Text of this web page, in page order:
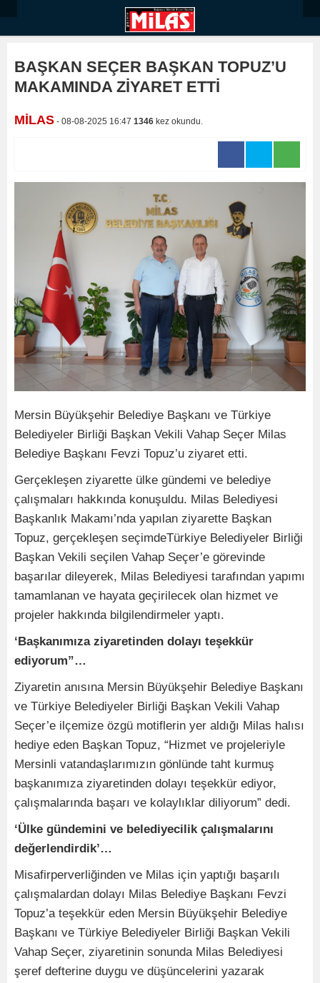
BAŞKAN SEÇER BAŞKAN TOPUZ’U
MAKAMINDA ZİYARET ETTİ
MİLAS - 08-08-2025 16:47 1346 kez okundu.
Mersin Büyükşehir Belediye Başkanı ve Türkiye
Belediyeler Birliği Başkan Vekili Vahap Seçer Milas
Belediye Başkanı Fevzi Topuz’u ziyaret etti.
Gerçekleşen ziyarette ülke gündemi ve belediye
çalışmaları hakkında konuşuldu. Milas Belediyesi
Başkanlık Makamı’nda yapılan ziyarette Başkan
Topuz, gerçekleşen seçimdeTürkiye Belediyeler Birliği
Başkan Vekili seçilen Vahap Seçer’e görevinde
başarılar dileyerek, Milas Belediyesi tarafından yapımı
tamamlanan ve hayata geçirilecek olan hizmet ve
projeler hakkında bilgilendirmeler yaptı.
‘Başkanımıza ziyaretinden dolayı teşekkür
ediyorum”…
Ziyaretin anısına Mersin Büyükşehir Belediye Başkanı
ve Türkiye Belediyeler Birliği Başkan Vekili Vahap
Seçer’e ilçemize özgü motiflerin yer aldığı Milas halısı
hediye eden Başkan Topuz, “Hizmet ve projeleriyle
Mersinli vatandaşlarımızın gönlünde taht kurmuş
başkanımıza ziyaretinden dolayı teşekkür ediyor,
çalışmalarında başarı ve kolaylıklar diliyorum” dedi.
‘Ülke gündemini ve belediyecilik çalışmalarını
değerlendirdik’…
Misafirperverliğinden ve Milas için yaptığı başarılı
çalışmalardan dolayı Milas Belediye Başkanı Fevzi
Topuz’a teşekkür eden Mersin Büyükşehir Belediye
Başkanı ve Türkiye Belediyeler Birliği Başkan Vekili
Vahap Seçer, ziyaretinin sonunda Milas Belediyesi
şeref defterine duygu ve düşüncelerini yazarak